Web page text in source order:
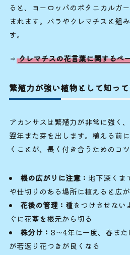
ると、ヨーロッパのボタニカルガ
まれます。バラやクレマチスと組
す。
⇒ クレマチスの花言葉に関するペ
繁殖力が強い植物として知っ
アカンサスは繁殖力が非常に強く
翌年また芽を出します。植える前
くことが、長く付き合うためのコツ
根の広がりに注意： 地下深くま
や仕切りのある場所に植えると広
花後の管理： 種をつけさせない
ぐに花茎を根元から切る
株分け： 3〜4年に一度、春ま
が若返り花つきが良くなる